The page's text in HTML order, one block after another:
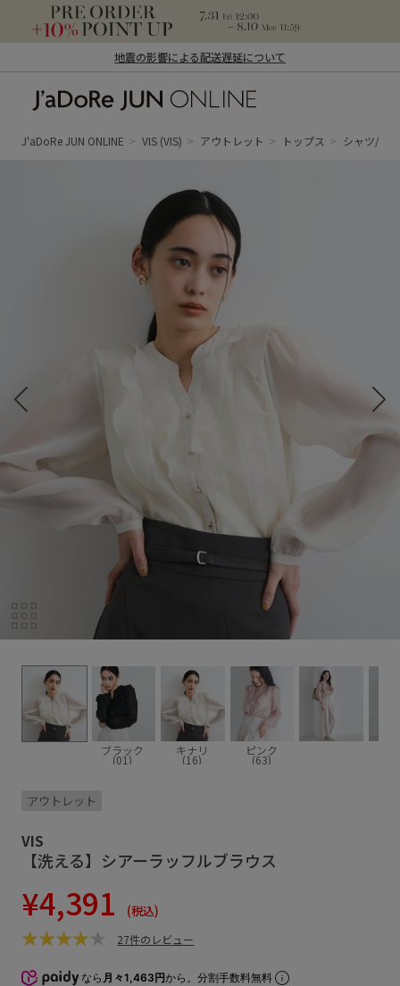
地震の影響による配送遅延について
ン オンライン）
J'aDoRe JUN ONLINE VIS (VIS) アウトレット トップス シャツ/ブ
ブラック
(01)
キナリ
(16)
ピンク
(63)
アウトレット
VIS
【洗える】シアーラッフルブラウス
¥4,391 (税込)
27件のレビュー
なら 月々1,463円から。分割手数料無料